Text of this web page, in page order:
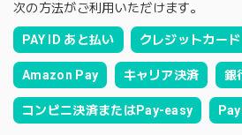
次の方法がご利用いただけます。
PAY ID あと払い クレジットカード
Amazon Pay キャリア決済 銀
コンビニ決済またはPay-easy